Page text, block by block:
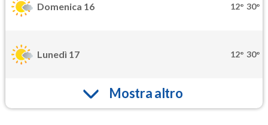
Domenica 16 12° 30°
Lunedì 17 12° 30°
Mostra altro